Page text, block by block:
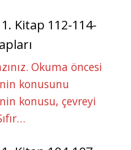
Kitap 112-114-
Okuma öncesi
konusunu
konusu, çevreyi